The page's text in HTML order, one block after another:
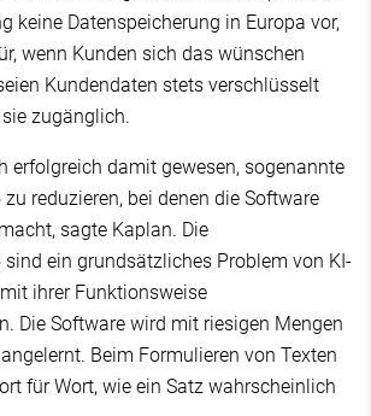
keine Datenspeicherung in Europa vor,
wenn Kunden sich das wünschen
Kundendaten stets verschlüsselt
zugänglich.
erfolgreich damit gewesen, sogenannte
reduzieren, bei denen die Software
sagte Kaplan. Die
sind ein grundsätzliches Problem von KI-
ihrer Funktionsweise
Die Software wird mit riesigen Mengen
Beim Formulieren von Texten
für Wort, wie ein Satz wahrscheinlich